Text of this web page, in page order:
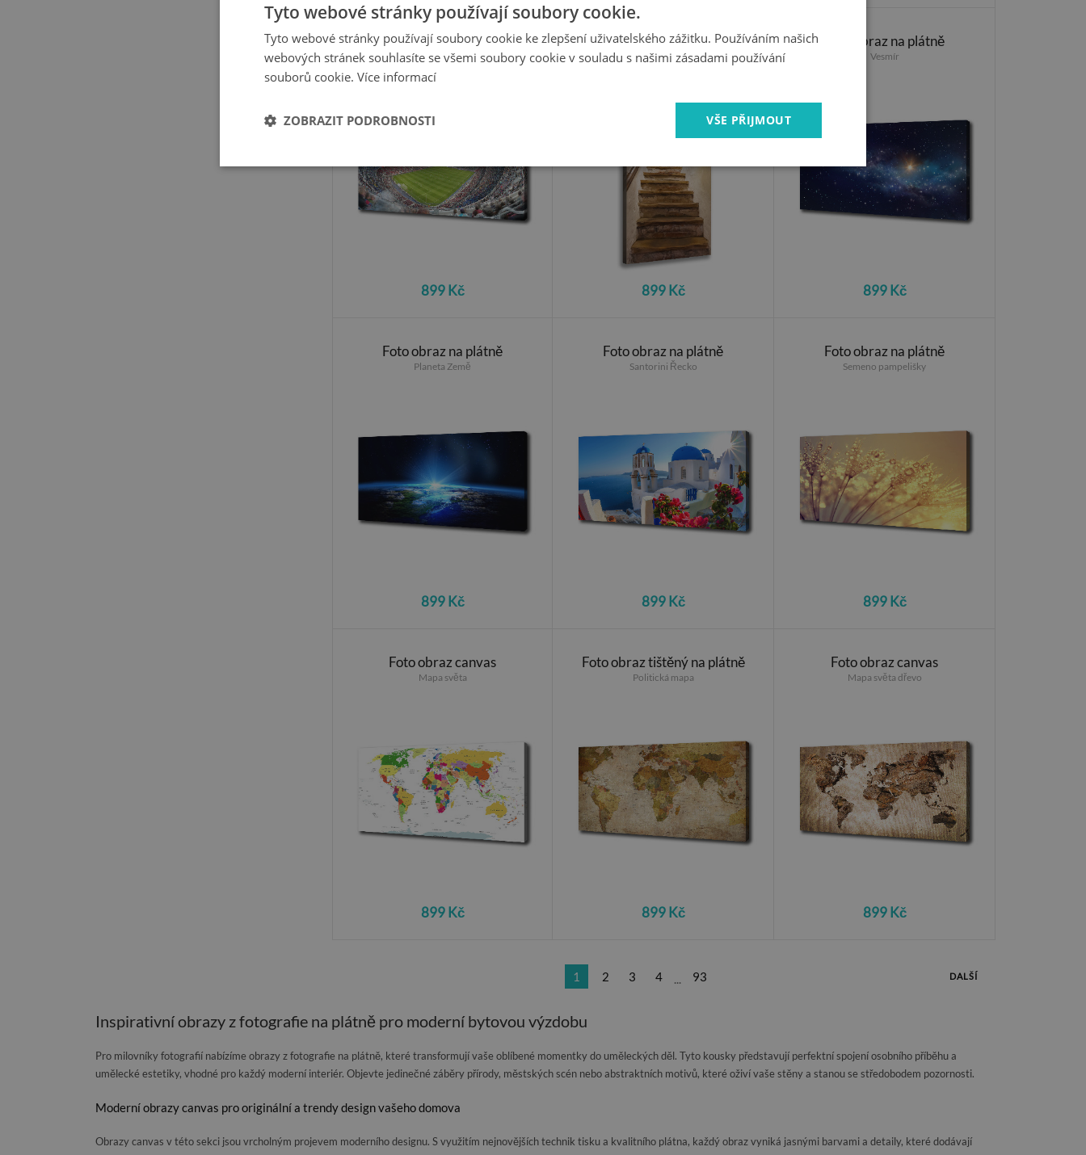
Foto obraz na plátně
Barcelona stadion
899 Kč
Vertikální Foto obraz na plátně
Schody v zámku
899 Kč
Foto obraz na plátně
Vesmír
899 Kč
Foto obraz na plátně
Planeta Země
899 Kč
Foto obraz na plátně
Santorini Řecko
899 Kč
Foto obraz na plátně
Semeno pampelišky
899 Kč
Foto obraz canvas
Mapa světa
899 Kč
Foto obraz tištěný na plátně
Politická mapa
899 Kč
Foto obraz canvas
Mapa světa dřevo
899 Kč
1 2 3 4 ... 93 DALŠÍ
Inspirativní obrazy z fotografie na plátně pro moderní bytovou výzdobu
Pro milovníky fotografií nabízíme obrazy z fotografie na plátně, které transformují vaše oblíbené momentky do uměleckých děl. Tyto kousky představují perfektní spojení osobního příběhu a
umělecké estetiky, vhodné pro každý moderní interiér. Objevte jedinečné záběry přírody, městských scén nebo abstraktních motivů, které oživí vaše stěny a stanou se středobodem pozornosti.
Moderní obrazy canvas pro originální a trendy design vašeho domova
Obrazy canvas v této sekci jsou vrcholným projevem moderního designu. S využitím nejnovějších technik tisku a kvalitního plátna, každý obraz vyniká jasnými barvami a detaily, které dodávají
Tyto webové stránky používají soubory cookie.
Tyto webové stránky používají soubory cookie ke zlepšení uživatelského zážitku. Používáním našich
webových stránek souhlasíte se všemi soubory cookie v souladu s našimi zásadami používání
souborů cookie. Více informací
VŠE PŘIJMOUT
ZOBRAZIT PODROBNOSTI